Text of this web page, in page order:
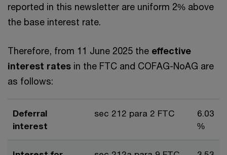
reported in this newsletter are uniform 2% above
the base interest rate.
Therefore, from 11 June 2025 the effective
interest rates in the FTC and COFAG-NoAG are
as follows:
Deferral
interest
sec 212 para 2 FTC
6.03
%